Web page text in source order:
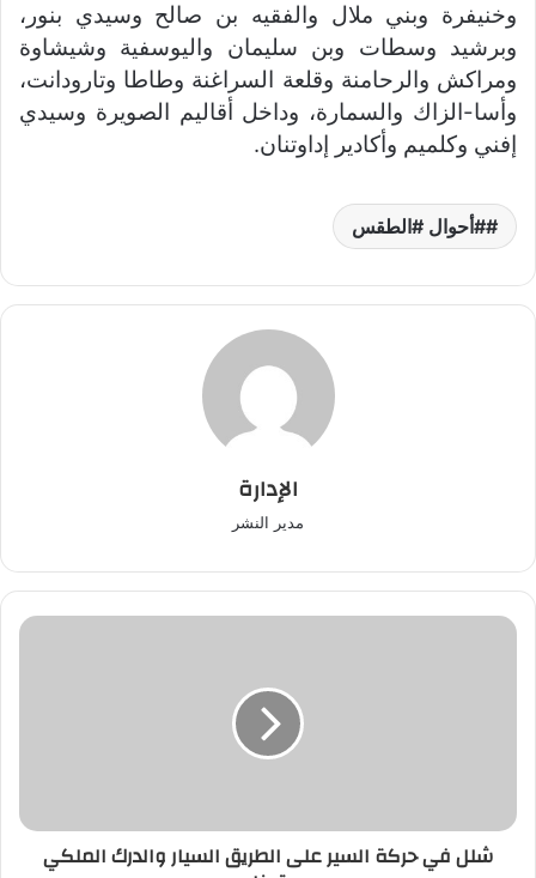
وخنيفرة وبني ملال والفقيه بن صالح وسيدي بنور،
وبرشيد وسطات وبن سليمان واليوسفية وشيشاوة
ومراكش والرحامنة وقلعة السراغنة وطاطا وتارودانت،
وأسا-الزاك والسمارة، وداخل أقاليم الصويرة وسيدي
إفني وكلميم وأكادير إداوتنان.
#أحوال #الطقس
الإدارة
مدير النشر
شلل
الملكي
يتدخلشلل في حركة السير على الطريق السيار والدرك الملكي